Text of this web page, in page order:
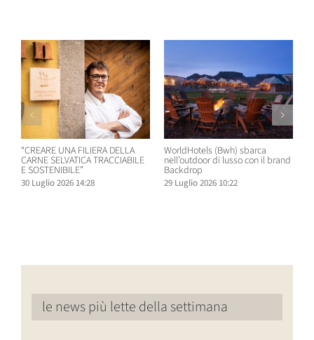
“CREARE UNA FILIERA DELLA
CARNE SELVATICA TRACCIABILE
E SOSTENIBILE”
30 Luglio 2026 14:28
WorldHotels (Bwh) sbarca
nell’outdoor di lusso con il brand
Backdrop
29 Luglio 2026 10:22
le news più lette della settimana